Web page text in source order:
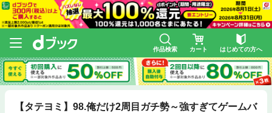
作品検索 カート はじめての方へ
【タテヨミ】98.俺だけ2周目ガチ勢～強すぎてゲームバ